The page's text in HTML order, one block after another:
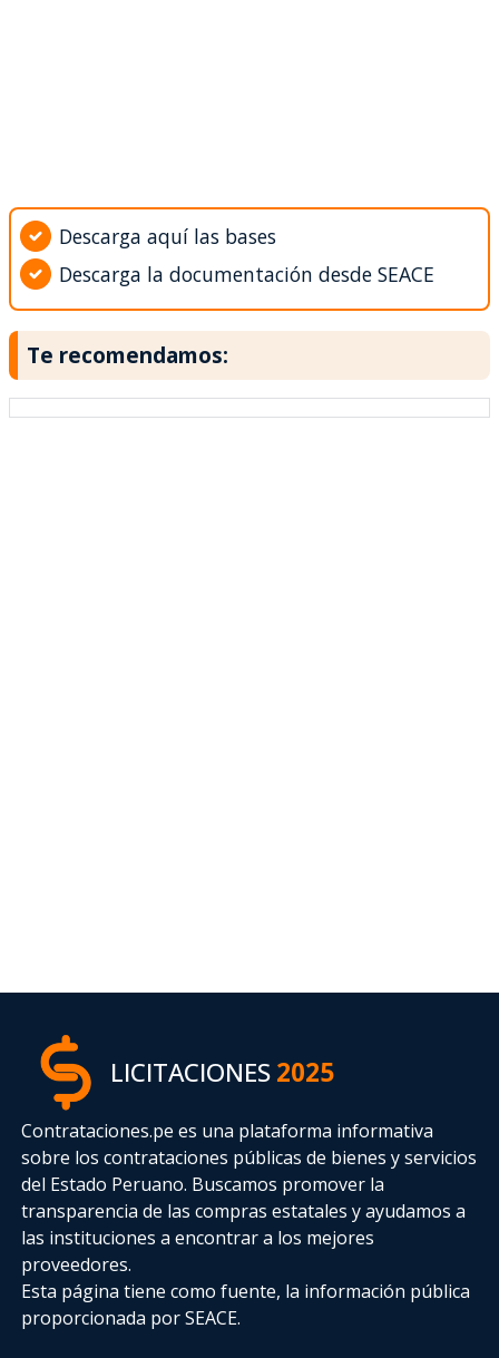
Descarga aquí las bases
Descarga la documentación desde SEACE
Te recomendamos:
LICITACIONES2025
Contrataciones.pe es una plataforma informativa
sobre los contrataciones públicas de bienes y servicios
del Estado Peruano. Buscamos promover la
transparencia de las compras estatalesy ayudamos a
las instituciones a encontrar a los mejores
proveedores.
Esta página tiene como fuente, la información pública
proporcionada por SEACE.